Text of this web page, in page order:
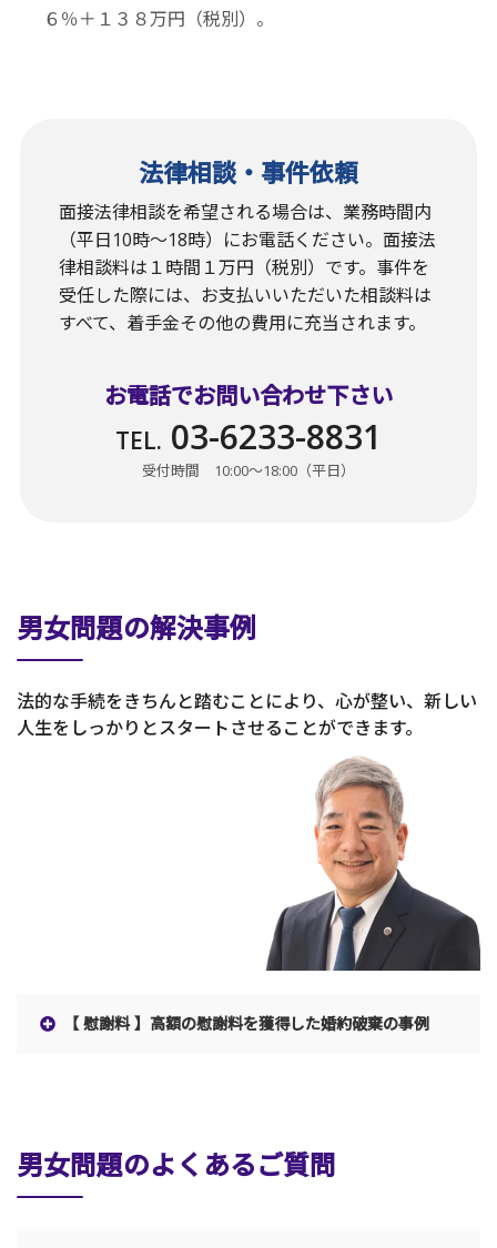
６％＋１３８万円（税別）。
法律相談・事件依頼
面接法律相談を希望される場合は、業務時間内
（平日10時〜18時）にお電話ください。面接法
律相談料は１時間１万円（税別）です。事件を
受任した際には、お支払いいただいた相談料は
すべて、着手金その他の費用に充当されます。
お電話でお問い合わせ下さい
TEL. 03-6233-8831
受付時間 10:00〜18:00（平日）
男女問題の解決事例
法的な手続をきちんと踏むことにより、心が整い、新しい
人生をしっかりとスタートさせることができます。
【 慰謝料 】高額の慰謝料を獲得した婚約破棄の事例
男女問題のよくあるご質問